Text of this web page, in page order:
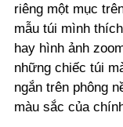
riêng một mục
mẫu túi mình
hay hình ảnh
những chiếc túi
ngắn trên phông
màu sắc của